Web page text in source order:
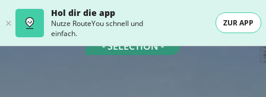
Hol dir die app
Nutze RouteYou schnell und
einfach.
ZUR APP
- SELECTION -